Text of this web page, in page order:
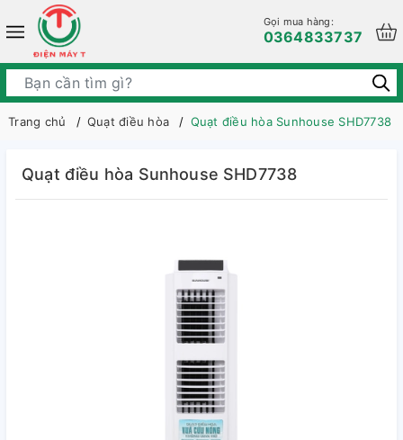
Gọi mua hàng:
0364833737
Trang chủ Quạt điều hòa Quạt điều hòa Sunhouse SHD7738
Quạt điều hòa Sunhouse SHD7738